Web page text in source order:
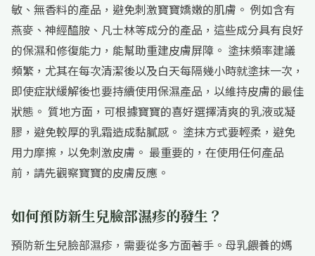
敏、無香料的產品，避免刺激寶寶嬌嫩的肌膚。 例如含有
燕麥、神經醯胺、凡士林等成分的產品，這些成分具有良好
的保濕和修復能力，能幫助重建皮膚屏障。 塗抹頻率建議
頻繁，尤其在每次清潔後以及白天每隔幾小時就塗抹一次，
即使症狀緩解後也要持續使用保濕產品，以維持皮膚的最佳
狀態。 質地方面，可根據寶寶的喜好選擇清爽的乳液或凝
膠，避免較厚的乳霜造成黏膩感。 塗抹方式要輕柔，避免
用力摩擦，以免刺激皮膚。 最重要的，在使用任何產品
前，請先觀察寶寶的皮膚反應。
如何預防新生兒臉部濕疹的發生？
預防新生兒臉部濕疹，需要從多方面著手。母乳餵養的媽